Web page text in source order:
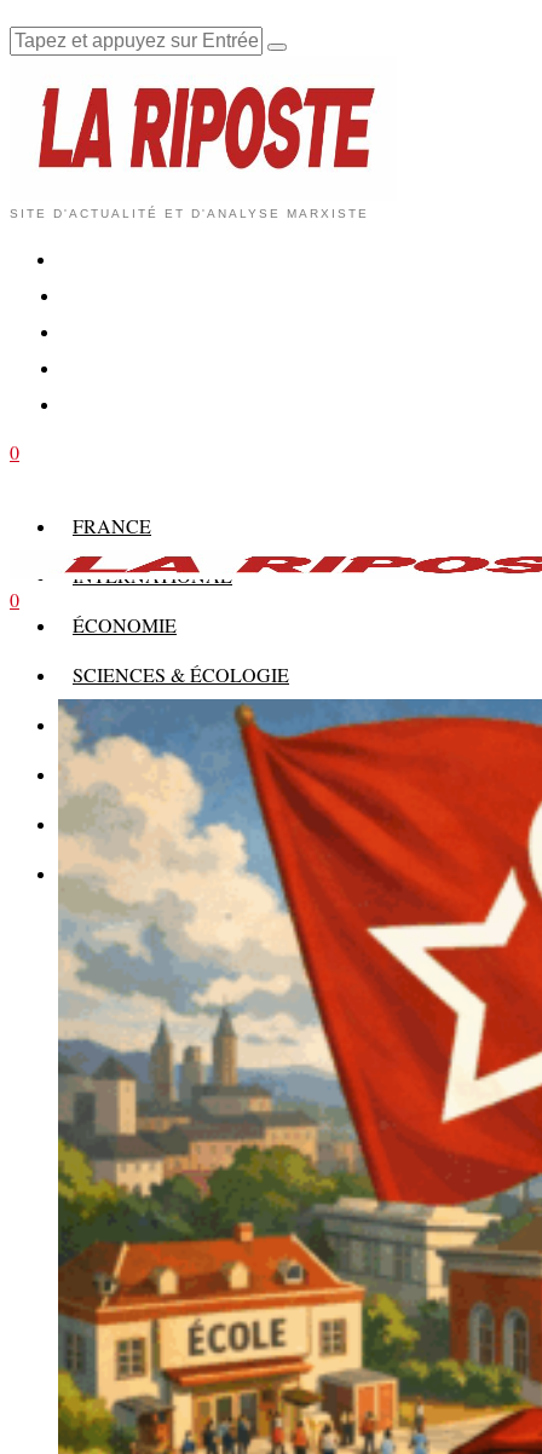
SITE D'ACTUALITÉ ET D'ANALYSE MARXISTE
0
FRANCE
INTERNATIONAL
ÉCONOMIE
SCIENCES & ÉCOLOGIE
HISTOIRE
MULTIMÉDIAS
0